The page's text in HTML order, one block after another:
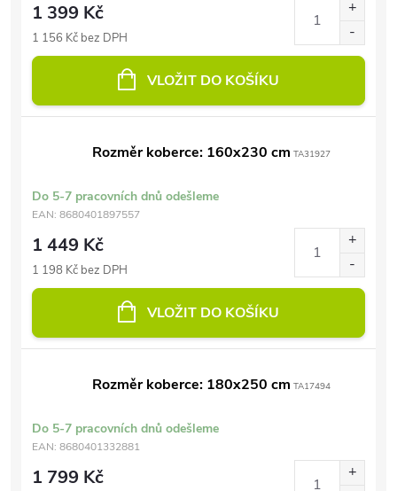
1 399 Kč
1 156 Kč bez DPH
VLOŽIT DO KOŠÍKU
Rozměr koberce: 160x230 cm TA31927
Do 5-7 pracovních dnů odešleme
EAN: 8680401897557
1 449 Kč
1 198 Kč bez DPH
VLOŽIT DO KOŠÍKU
Rozměr koberce: 180x250 cm TA17494
Do 5-7 pracovních dnů odešleme
EAN: 8680401332881
1 799 Kč